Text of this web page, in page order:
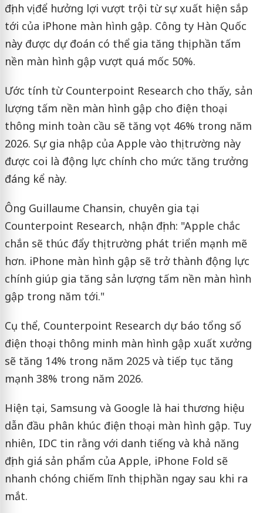
định vị để hưởng lợi vượt trội từ sự xuất hiện sắp
tới của iPhone màn hình gập. Công ty Hàn Quốc
này được dự đoán có thể gia tăng thị phần tấm
nền màn hình gập vượt quá mốc 50%.
Ước tính từ Counterpoint Research cho thấy, sản
lượng tấm nền màn hình gập cho điện thoại
thông minh toàn cầu sẽ tăng vọt 46% trong năm
2026. Sự gia nhập của Apple vào thị trường này
được coi là động lực chính cho mức tăng trưởng
đáng kể này.
Ông Guillaume Chansin, chuyên gia tại
Counterpoint Research, nhận định: "Apple chắc
chắn sẽ thúc đẩy thị trường phát triển mạnh mẽ
hơn. iPhone màn hình gập sẽ trở thành động lực
chính giúp gia tăng sản lượng tấm nền màn hình
gập trong năm tới."
Cụ thể, Counterpoint Research dự báo tổng số
điện thoại thông minh màn hình gập xuất xưởng
sẽ tăng 14% trong năm 2025 và tiếp tục tăng
mạnh 38% trong năm 2026.
Hiện tại, Samsung và Google là hai thương hiệu
dẫn đầu phân khúc điện thoại màn hình gập. Tuy
nhiên, IDC tin rằng với danh tiếng và khả năng
định giá sản phẩm của Apple, iPhone Fold sẽ
nhanh chóng chiếm lĩnh thị phần ngay sau khi ra
mắt.